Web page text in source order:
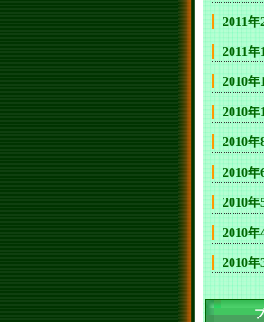
2011年
2011年
2010年
2010年
2010年
2010年
2010年
2010年
2010年